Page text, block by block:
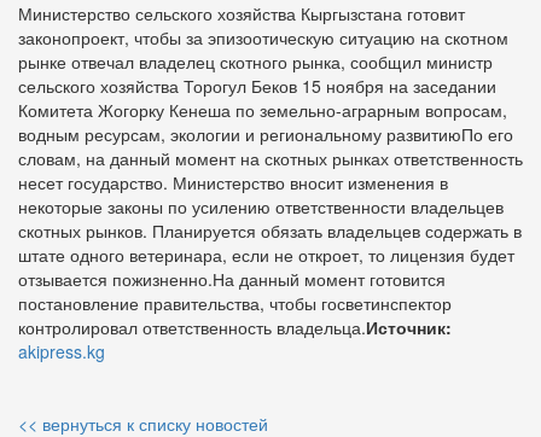
Министерство сельского хозяйства Кыргызстана готовит
законопроект, чтобы за эпизоотическую ситуацию на скотном
рынке отвечал владелец скотного рынка, сообщил министр
сельского хозяйства Торогул Беков 15 ноября на заседании
Комитета Жогорку Кенеша по земельно-аграрным вопросам,
водным ресурсам, экологии и региональному развитиюПо его
словам, на данный момент на скотных рынках ответственность
несет государство. Министерство вносит изменения в
некоторые законы по усилению ответственности владельцев
скотных рынков. Планируется обязать владельцев содержать в
штате одного ветеринара, если не откроет, то лицензия будет
отзывается пожизненно.На данный момент готовится
постановление правительства, чтобы госветинспектор
контролировал ответственность владельца.Источник:
akipress.kg
<< вернуться к списку новостей